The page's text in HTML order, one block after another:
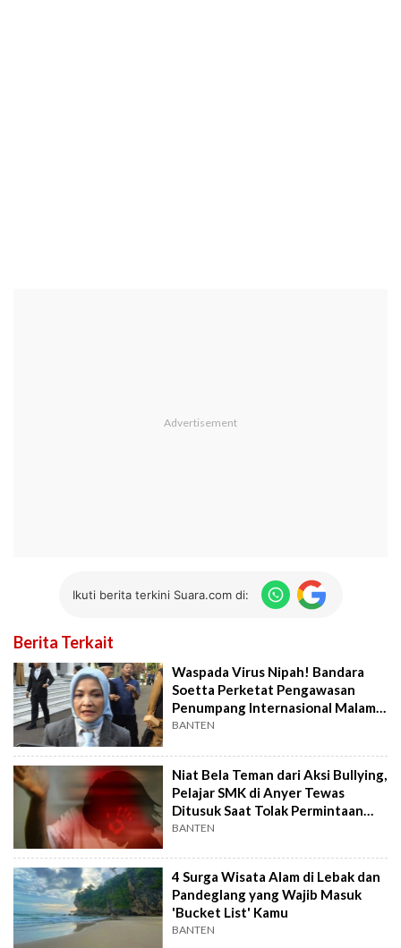
Ikuti berita terkini Suara.com di:
Berita Terkait
Waspada Virus Nipah! Bandara
Soetta Perketat Pengawasan
Penumpang Internasional Malam
Ini
BANTEN
Niat Bela Teman dari Aksi Bullying,
Pelajar SMK di Anyer Tewas
Ditusuk Saat Tolak Permintaan
Maaf
BANTEN
4 Surga Wisata Alam di Lebak dan
Pandeglang yang Wajib Masuk
'Bucket List' Kamu
BANTEN